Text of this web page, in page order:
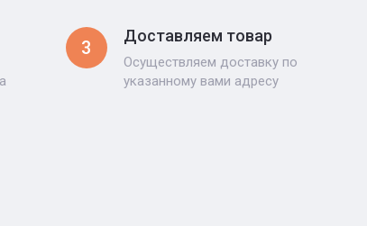
3
Доставляем товар
Осуществляем доставку по
указанному вами адресу